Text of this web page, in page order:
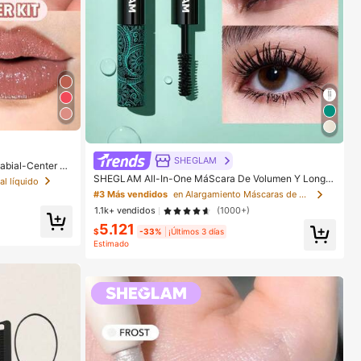
Center St
Maquill
líquido
SHEGLAM
SHEGLAM All-In-One MáScara De Volumen Y Longit
ud PestañAs Marca De Belleza CosméTica Maquillaje
Para Mujeres Y NiñAs
#3 Más vendidos
en Alargamiento Máscaras de pestañas
1.1k+ vendidos
(1000+)
$5.121 -33%
¡Últimos 3 días
Estimado